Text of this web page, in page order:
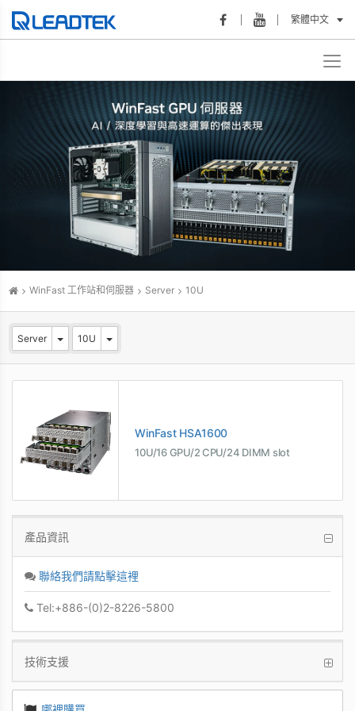
繁體中文
WinFast 工作站和伺服器 Server 10U
Server 10U
WinFast HSA1600
10U/16 GPU/2 CPU/24 DIMM slot
產品資訊
聯絡我們請點擊這裡
Tel:+886-(0)2-8226-5800
技術支援